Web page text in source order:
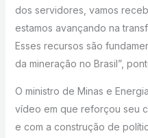
dos servidores, vamos
estamos avançando na
Esses recursos são
da mineração no Brasil”,
O ministro de Minas e
vídeo em que reforçou seu
e com a construção de